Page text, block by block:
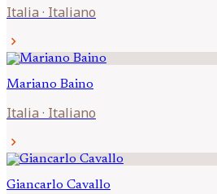
Italia · Italiano
chevron_right
Mariano Baino
Italia · Italiano
chevron_right
Giancarlo Cavallo